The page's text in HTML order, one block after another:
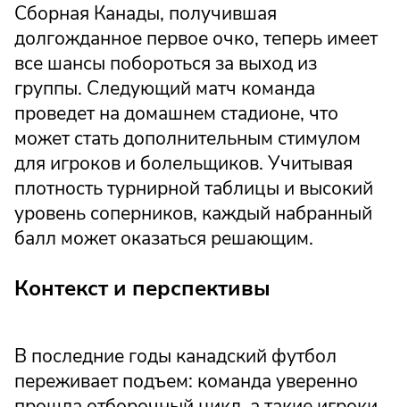
Сборная Канады, получившая
долгожданное первое очко, теперь имеет
все шансы побороться за выход из
группы. Следующий матч команда
проведет на домашнем стадионе, что
может стать дополнительным стимулом
для игроков и болельщиков. Учитывая
плотность турнирной таблицы и высокий
уровень соперников, каждый набранный
балл может оказаться решающим.
Контекст и перспективы
В последние годы канадский футбол
переживает подъем: команда уверенно